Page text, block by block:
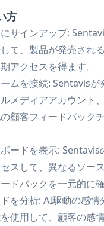
所で表示します。
分析:高度な人工知能を
ックの背後にある感
:リアルタイムで顧客フ
やポジティブなトレ
:
改善するためのAI生成
:AIが提案する応答を使
ルメディアの投稿に直
方
サインアップ:
て、製品が発売され
アクセスを得ます。
ムを接続: Sentavisが
メディアアカウント
顧客フィードバック
ードを表示: Sentavis
スして、異なるソー
ドバックを一元的に確
を分析: AI駆動の感情
使用して、顧客の感情